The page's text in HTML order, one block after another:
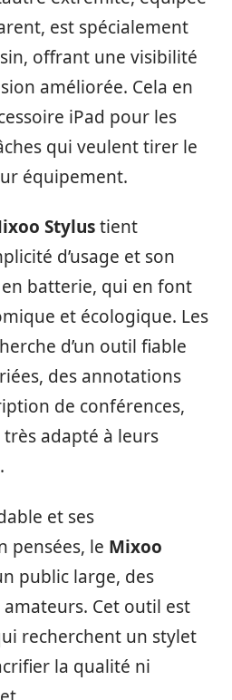
est spécialement
offrant une visibilité
améliorée. Cela en
iPad pour les
qui veulent tirer le
équipement.
Stylustient
d’usage et son
batterie, qui en font
et écologique. Les
d’un outil fiable
des annotations
de conférences,
adapté à leurs
et ses
pensées, le Mixoo
public large, des
Cet outil est
recherchent un stylet
la qualité ni